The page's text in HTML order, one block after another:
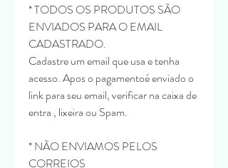
* TODOS OS PRODUTOS SÃO
ENVIADOS PARA O EMAIL
CADASTRADO.
Cadastre um email que usa e tenha
acesso. Apos o pagamentoé enviado o
link para seu email, verificar na caixa de
entra , lixeira ou Spam.
* NÃO ENVIAMOS PELOS
CORREIOS